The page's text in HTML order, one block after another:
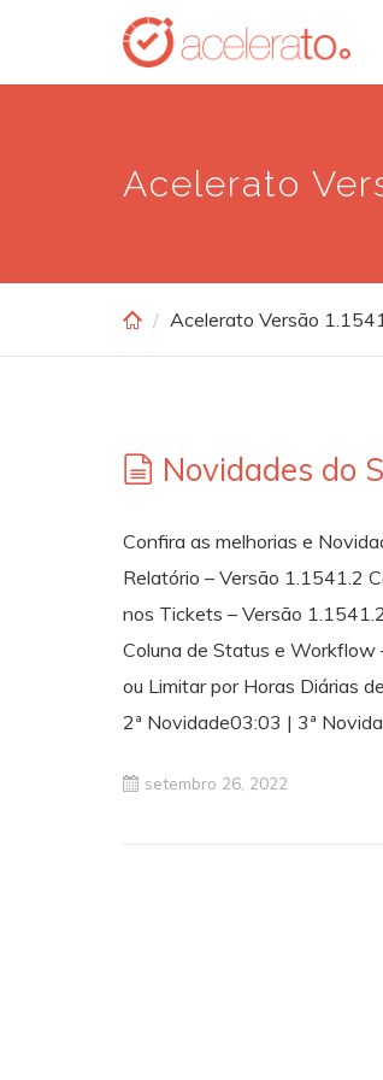
main
Acelerato
Acelerato Versão
Novidades do
Confira as melhorias e
Relatório – Versão 1.1541.2
nos Tickets – Versão
Coluna de Status e Workflow
ou Limitar por Horas Diárias
2ª Novidade03:03 | 3ª
setembro 26, 2022